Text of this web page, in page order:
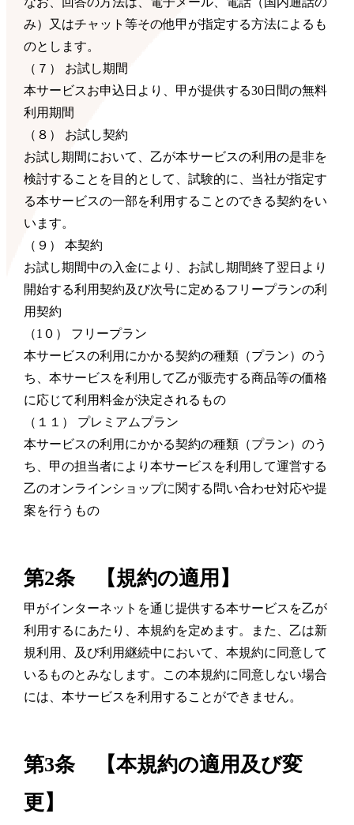
み）又はチャット等その他甲が指定する方法によるも
のとします。
（７） お試し期間
本サービスお申込日より、甲が提供する30日間の無料
利用期間
（８） お試し契約
お試し期間において、乙が本サービスの利用の是非を
検討することを目的として、試験的に、当社が指定す
る本サービスの一部を利用することのできる契約をい
います。
（９） 本契約
お試し期間中の入金により、お試し期間終了翌日より
開始する利用契約及び次号に定めるフリープランの利
用契約
（1０） フリープラン
本サービスの利用にかかる契約の種類（プラン）のう
ち、本サービスを利用して乙が販売する商品等の価格
に応じて利用料金が決定されるもの
（１１） プレミアムプラン
本サービスの利用にかかる契約の種類（プラン）のう
ち、甲の担当者により本サービスを利用して運営する
乙のオンラインショップに関する問い合わせ対応や提
案を行うもの
第2条 【規約の適用】
甲がインターネットを通じ提供する本サービスを乙が
利用するにあたり、本規約を定めます。また、乙は新
規利用、及び利用継続中において、本規約に同意して
いるものとみなします。この本規約に同意しない場合
には、本サービスを利用することができません。
第3条 【本規約の適用及び変
更】